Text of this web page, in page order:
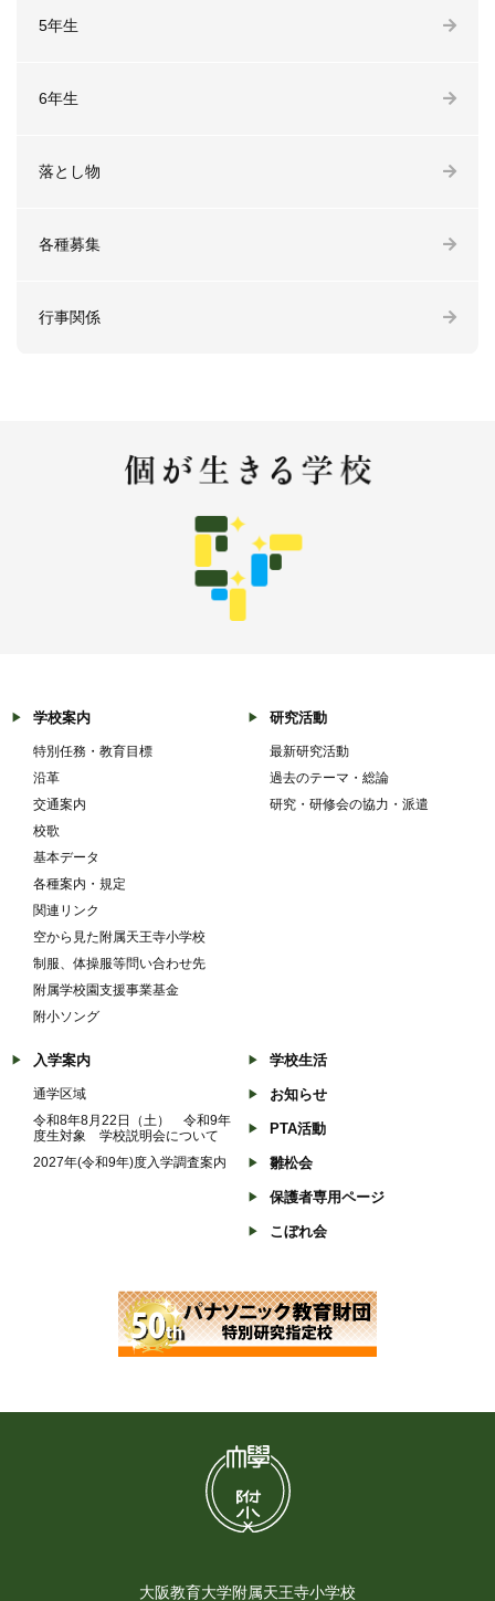
5年生
6年生
落とし物
各種募集
行事関係
学校案内
特別任務・教育目標
沿革
交通案内
校歌
基本データ
各種案内・規定
関連リンク
空から見た附属天王寺小学校
制服、体操服等問い合わせ先
附属学校園支援事業基金
附小ソング
研究活動
最新研究活動
過去のテーマ・総論
研究・研修会の協力・派遣
入学案内
通学区域
令和8年8月22日（土） 令和9年
度生対象 学校説明会について
2027年(令和9年)度入学調査案内
学校生活
お知らせ
PTA活動
雛松会
保護者専用ページ
こぼれ会
大阪教育大学附属天王寺小学校